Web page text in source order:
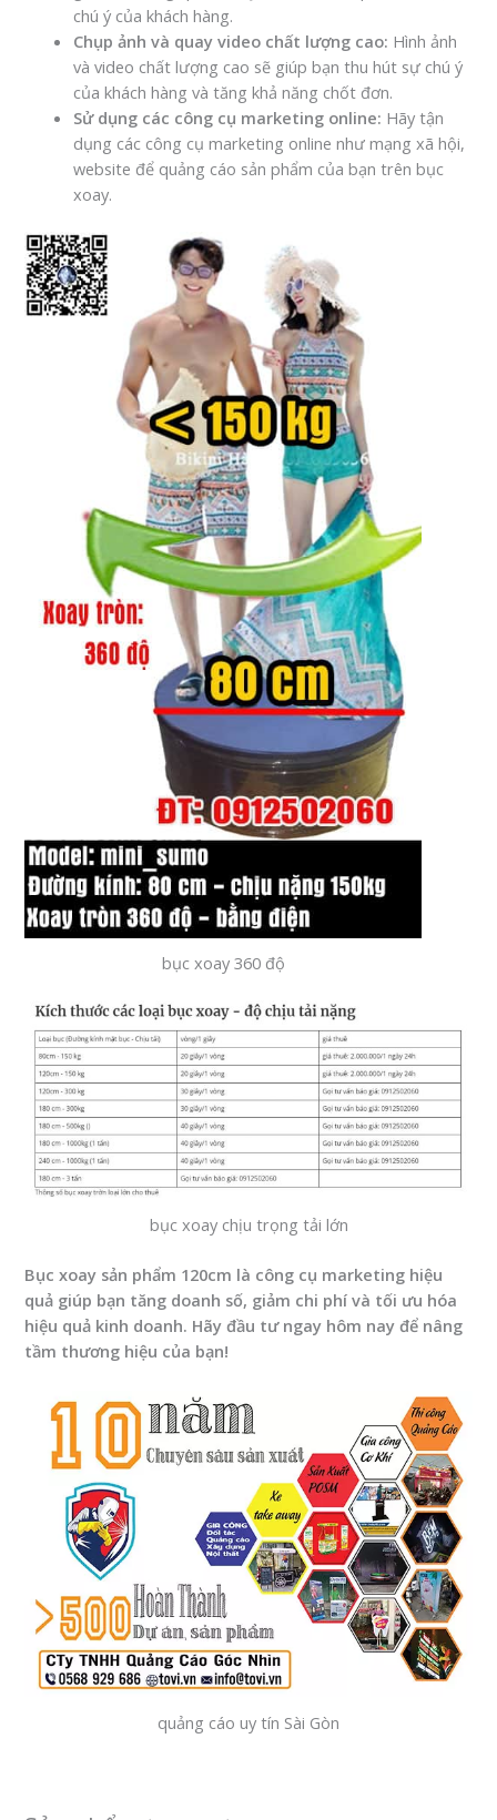
chú ý của khách hàng.
Chụp ảnh và quay video chất lượng cao: Hình ảnh
và video chất lượng cao sẽ giúp bạn thu hút sự chú ý
của khách hàng và tăng khả năng chốt đơn.
Sử dụng các công cụ marketing online: Hãy tận
dụng các công cụ marketing online như mạng xã hội,
website để quảng cáo sản phẩm của bạn trên bục
xoay.
bục xoay 360 độ
bục xoay chịu trọng tải lớn
Bục xoay sản phẩm 120cm là công cụ marketing hiệu
quả giúp bạn tăng doanh số, giảm chi phí và tối ưu hóa
hiệu quả kinh doanh. Hãy đầu tư ngay hôm nay để nâng
tầm thương hiệu của bạn!
quảng cáo uy tín Sài Gòn